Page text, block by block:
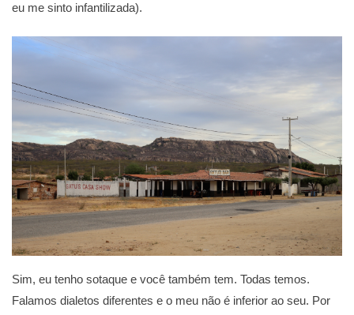
eu me sinto infantilizada).
Sim, eu tenho sotaque e você também tem. Todas temos.
Falamos dialetos diferentes e o meu não é inferior ao seu. Por